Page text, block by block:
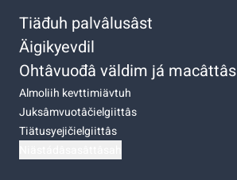
Tiäđuh palvâlusâst
Äigikyevdil
Ohtâvuođâ väldim já macâttâs
Almoliih kevttimiävtuh
Juksâmvuotâčielgiittâs
Tiätusyejičielgiittâs